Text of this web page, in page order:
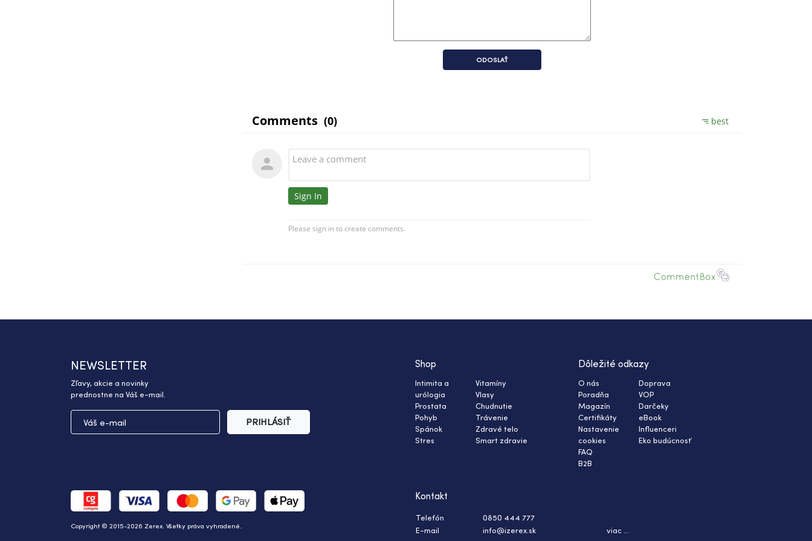
ODOSLAŤ
NEWSLETTER
Zľavy, akcie a novinky
prednostne na Váš e-mail.
PRIHLÁSIŤ
Shop
Intimita a
urólogia
Prostata
Pohyb
Spánok
Stres
Vitamíny
Vlasy
Chudnutie
Trávenie
Zdravé telo
Smart zdravie
Dôležité odkazy
O nás
Poradňa
Magazín
Certifikáty
Nastavenie
cookies
FAQ
B2B
Doprava
VOP
Darčeky
eBook
Influenceri
Eko budúcnosť
Copyright © 2015-2026 Zerex. Všetky práva vyhradené.
Kontakt
Telefón
0850 444 777
E-mail
info@izerex.sk viac ...